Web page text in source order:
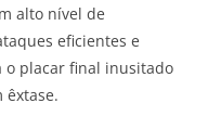
alto nível de
eficientes e
o placar final inusitado
êxtase.